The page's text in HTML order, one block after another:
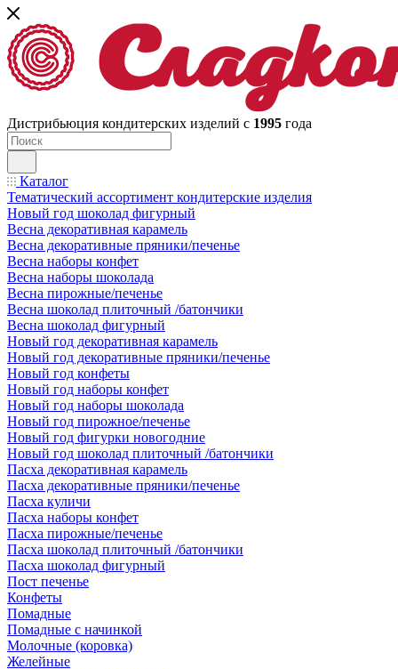
Дистрибьюция кондитерских изделий с 1995 года
Каталог
Тематический ассортимент кондитерские изделия
Новый год шоколад фигурный
Весна декоративная карамель
Весна декоративные пряники/печенье
Весна наборы конфет
Весна наборы шоколада
Весна пирожные/печенье
Весна шоколад плиточный /батончики
Весна шоколад фигурный
Новый год декоративная карамель
Новый год декоративные пряники/печенье
Новый год конфеты
Новый год наборы конфет
Новый год наборы шоколада
Новый год пирожное/печенье
Новый год фигурки новогодние
Новый год шоколад плиточный /батончики
Пасха декоративная карамель
Пасха декоративные пряники/печенье
Пасха куличи
Пасха наборы конфет
Пасха пирожные/печенье
Пасха шоколад плиточный /батончики
Пасха шоколад фигурный
Пост печенье
Конфеты
Помадные
Помадные с начинкой
Молочные (коровка)
Желейные